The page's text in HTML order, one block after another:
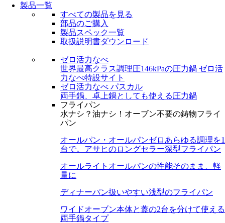
製品一覧
すべての製品を見る
部品のご購入
製品スペック一覧
取扱説明書ダウンロード
ゼロ活力なべ
世界最高クラス調理圧146kPaの圧力鍋 ゼロ活
力なべ特設サイト
ゼロ活力なべ パスカル
両手鍋、卓上鍋としても使える圧力鍋
フライパン
水ナシ？油ナシ！オーブン不要の鋳物フライ
パン
オールパン・オールパンゼロ あらゆる調理を1
台で。アサヒのロングセラー深型フライパン
オールライト オールパンの性能そのまま、軽
量に
ディナーパン扱いやすい浅型のフライパン
ワイドオーブン本体と蓋の2台を分けて使える
両手鍋タイプ